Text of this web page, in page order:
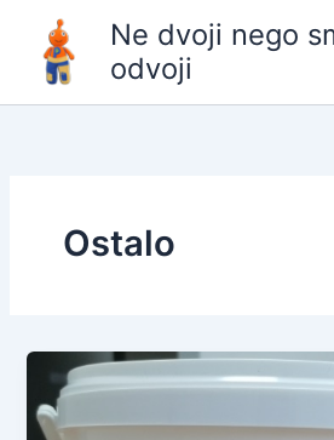
content
content
Ne dvoji nego
odvoji
Ostalo